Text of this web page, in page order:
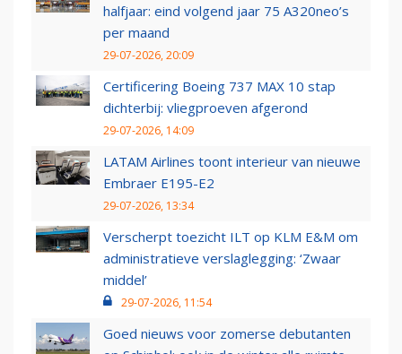
halfjaar: eind volgend jaar 75 A320neo’s
per maand
29-07-2026, 20:09
Certificering Boeing 737 MAX 10 stap
dichterbij: vliegproeven afgerond
29-07-2026, 14:09
LATAM Airlines toont interieur van nieuwe
Embraer E195-E2
29-07-2026, 13:34
Verscherpt toezicht ILT op KLM E&M om
administratieve verslaglegging: ‘Zwaar
middel’
29-07-2026, 11:54
Goed nieuws voor zomerse debutanten